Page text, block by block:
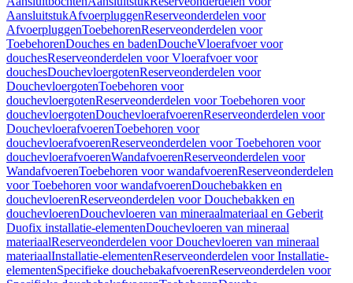
AansluitstukAfvoerpluggenReserveonderdelen voor
AfvoerpluggenToebehorenReserveonderdelen voor
ToebehorenDouches en badenDoucheVloerafvoer voor
douchesReserveonderdelen voor Vloerafvoer voor
douchesDouchevloergotenReserveonderdelen voor
DouchevloergotenToebehoren voor
douchevloergotenReserveonderdelen voor Toebehoren voor
douchevloergotenDouchevloerafvoerenReserveonderdelen voor
DouchevloerafvoerenToebehoren voor
douchevloerafvoerenReserveonderdelen voor Toebehoren voor
douchevloerafvoerenWandafvoerenReserveonderdelen voor
WandafvoerenToebehoren voor wandafvoerenReserveonderdelen
voor Toebehoren voor wandafvoerenDouchebakken en
douchevloerenReserveonderdelen voor Douchebakken en
douchevloerenDouchevloeren van mineraalmateriaal en Geberit
Duofix installatie-elementenDouchevloeren van mineraal
materiaalReserveonderdelen voor Douchevloeren van mineraal
materiaalInstallatie-elementenReserveonderdelen voor Installatie-
elementenSpecifieke douchebakafvoerenReserveonderdelen voor